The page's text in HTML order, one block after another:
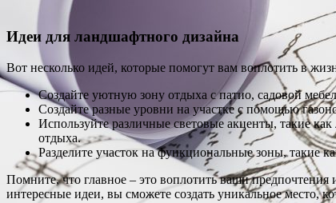
Идеи для ландшафтного дизайна
Вот несколько идей, которые помогут вам воплотить в
Создайте уютную зону отдыха с патио, садовой
Создайте разные уровни на участке с помощью
Используйте различные световые акценты, такие
отдыха.
Разделите участок на функциональные зоны, такие
Помните, что главное – это воплотить ваши
интересные идеи, вы сможете создать уникальное место,